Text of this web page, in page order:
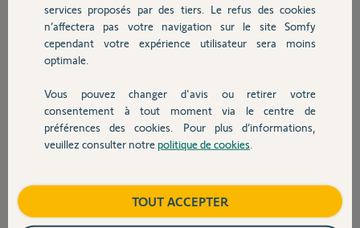
Autres produits
Devis avec un pro
Contact
Réponses
Bonjour PJNO,
pouvez vous m'indiquez le message d'erreur que vous avez quand vous
pour la remise a zéro appuyer 10 sec sur le bouton prog.
puis de nouveau 3 sec pour lancer la programmation.
il y a plus de 4 ans
services proposés par des tiers. Le refus des cookies
n’affectera pas votre navigation sur le site Somfy
cependant votre expérience utilisateur sera moins
optimale.
Vous pouvez changer d'avis ou retirer votre
consentement à tout moment via le centre de
préférences des cookies. Pour plus d’informations,
veuillez consulter notre politique de cookies
TOUT ACCEPTER